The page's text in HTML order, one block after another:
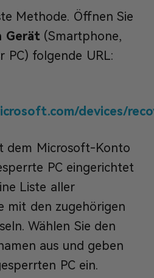
Methode. Öffnen Sie
Gerät(Smartphone,
PC) folgende URL:
devices/
dem Microsoft-Konto
PC eingerichtet
Liste aller
mit den zugehörigen
Wählen Sie den
aus und geben
PC ein.